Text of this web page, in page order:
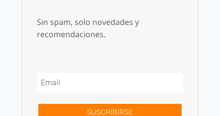
Sin spam, solo novedades y
recomendaciones.
SUSCRÍBIRSE